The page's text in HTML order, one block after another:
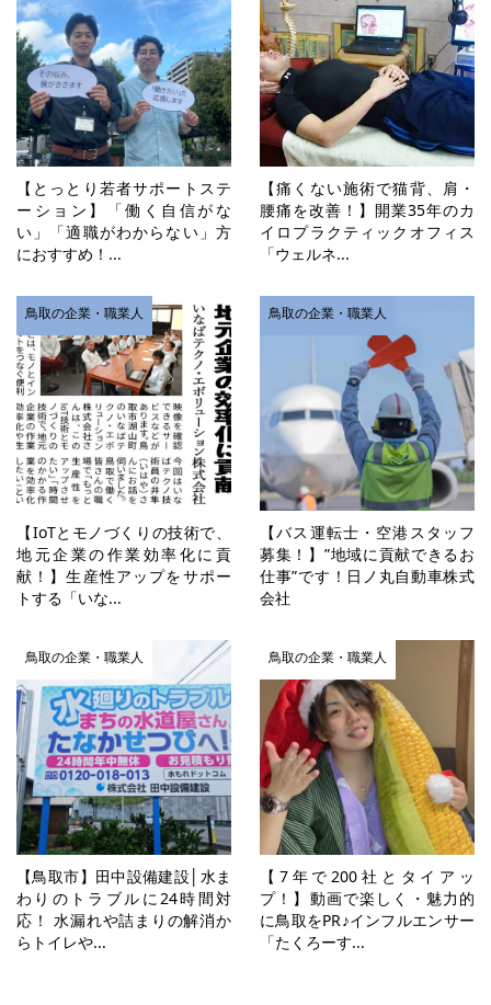
【とっとり若者サポートステ
ーション】「働く自信がな
い」「適職がわからない」方
におすすめ！...
【痛くない施術で猫背、肩・
腰痛を改善！】開業35年のカ
イロプラクティックオフィス
「ウェルネ...
鳥取の企業・職業人
【IoTとモノづくりの技術で、
地元企業の作業効率化に貢
献！】生産性アップをサポー
トする「いな...
鳥取の企業・職業人
【バス運転士・空港スタッフ
募集！】”地域に貢献できるお
仕事”です！日ノ丸自動車株式
会社
鳥取の企業・職業人
【鳥取市】田中設備建設│水ま
わりのトラブルに24時間対
応！ 水漏れや詰まりの解消か
らトイレや...
鳥取の企業・職業人
【7年で200社とタイアッ
プ！】動画で楽しく・魅力的
に鳥取をPR♪インフルエンサー
「たくろーす...